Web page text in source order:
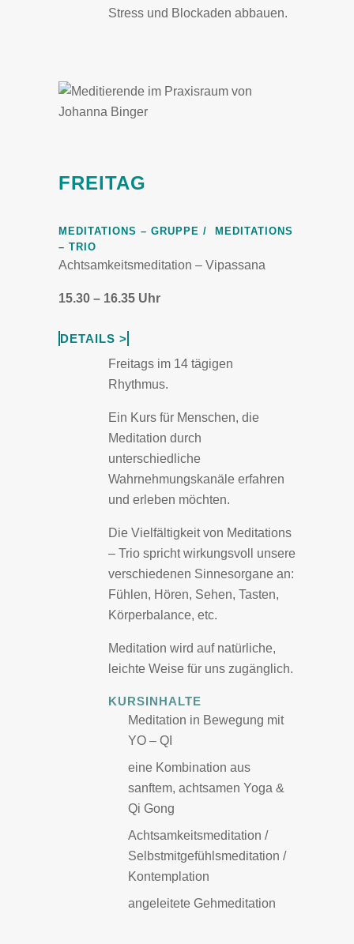
Stress und Blockaden abbauen.
FREITAG
MEDITATIONS – GRUPPE / MEDITATIONS
– TRIO
Achtsamkeitsmeditation – Vipassana
15.30 – 16.35 Uhr
DETAILS >
Freitags im 14 tägigen
Rhythmus.
Ein Kurs für Menschen, die
Meditation durch
unterschiedliche
Wahrnehmungs­kanäle erfahren
und erleben möchten.
Die Vielfältigkeit von Meditations
– Trio spricht wirkungsvoll unsere
verschiedenen Sinnesorgane an:
Fühlen, Hören, Sehen, Tasten,
Körperbalance, etc.
Meditation wird auf natürliche,
leichte Weise für uns zugänglich.
KURSINHALTE
Meditation in Bewegung mit
YO – QI
eine Kombination aus
sanftem, achtsamen Yoga &
Qi Gong
Achtsamkeitsmeditation /
Selbstmitgefühlsmeditation /
Kontemplation
angeleitete Gehmeditation